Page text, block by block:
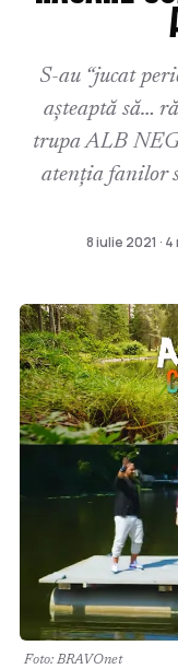
S-au “jucat
așteaptă să…
trupa ALB
atenția fanilor
8 iulie 2021 ·
Foto: BRAVOnet